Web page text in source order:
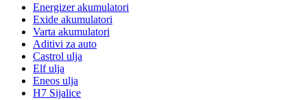
Energizer akumulatori
Exide akumulatori
Varta akumulatori
Aditivi za auto
Castrol ulja
Elf ulja
Eneos ulja
H7 Sijalice